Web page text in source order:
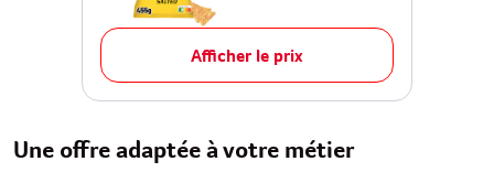
Afficher le prix
Une offre adaptée à votre métier